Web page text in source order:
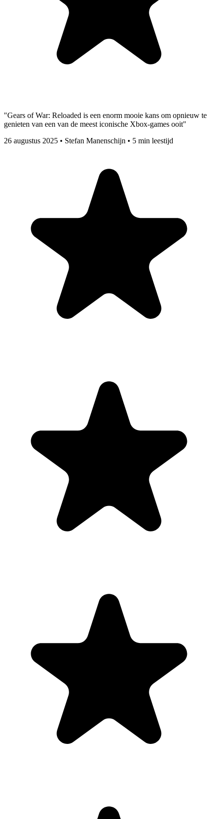
"Gears of War: Reloaded is een enorm mooie kans om opnieuw te
genieten van een van de meest iconische Xbox-games ooit"
26 augustus 2025 • Stefan Manenschijn • 5 min leestijd